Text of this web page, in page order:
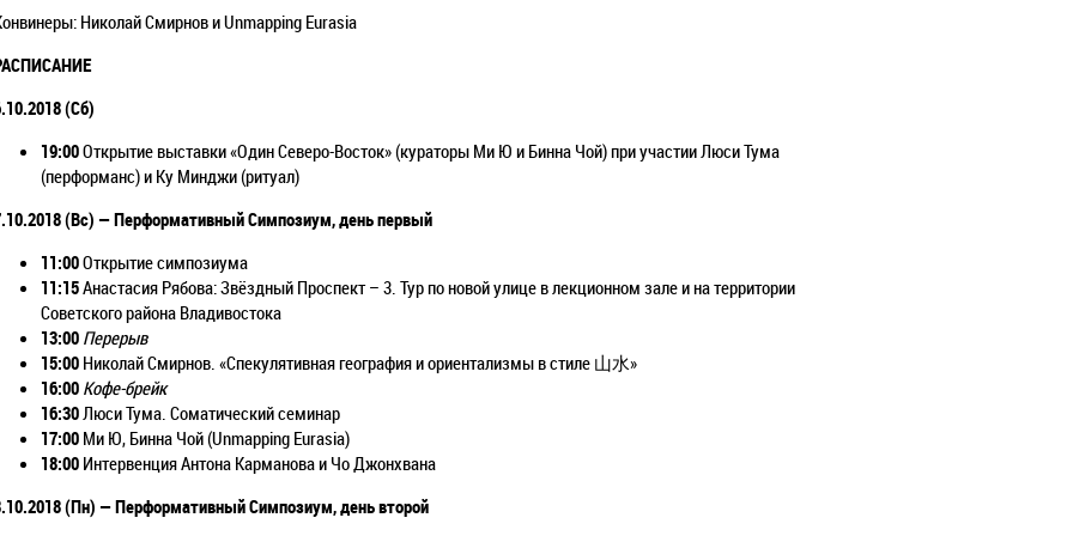
Николай Смирнов и Unmapping Eurasia
(Сб)
19:00Открытие выставки «Один Северо-Восток» (кураторы Ми Ю и Бинна Чой) при участии Люси Тума
(перформанс) и Ку Минджи (ритуал)
(Вс) — Перформативный Симпозиум, день первый
11:00Открытие симпозиума
11:15Анастасия Рябова: Звёздный Проспект – 3. Тур по новой улице в лекционном зале и на территории
Советского района Владивостока
13:00 Перерыв
15:00 Николай Смирнов. «Спекулятивная география и ориентализмы в стиле 山水»
16:00 Кофе-брейк
16:30 Люси Тума. Соматический семинар
17:00 Ми Ю, Бинна Чой (Unmapping Eurasia)
18:00 Интервенция Антона Карманова и Чо Джонхвана
(Пн) — Перформативный Симпозиум, день второй